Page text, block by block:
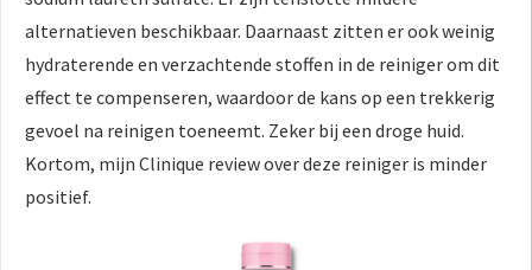
alternatieven beschikbaar. Daarnaast zitten er ook weinig
hydraterende en verzachtende stoffen in de reiniger om dit
effect te compenseren, waardoor de kans op een trekkerig
gevoel na reinigen toeneemt. Zeker bij een droge huid.
Kortom, mijn Clinique review over deze reiniger is minder
positief.